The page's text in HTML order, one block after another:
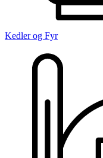
Kedler og Fyr